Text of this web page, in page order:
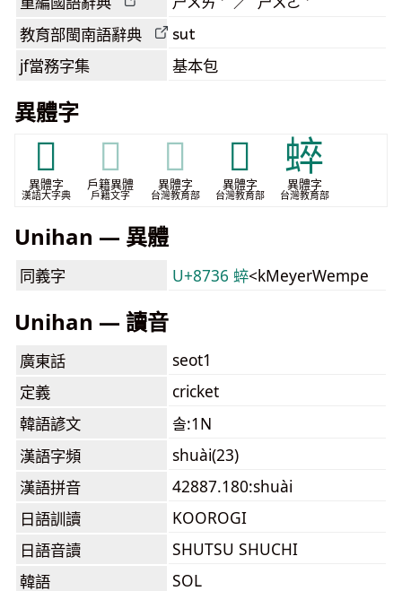
教育部閩南語辭典 sut
jf當務字集 基本包
異體字
𧍓
異體字
漢語大字典
𧍓
戶籍異體
戶籍文字
𧍓
異體字
台灣教育部
𧏍
異體字
台灣教育部
蜶
異體字
台灣教育部
Unihan — 異體
同義字 U+8736 蜶<kMeyerWempe
Unihan — 讀音
廣東話
seot1
定義
cricket
韓語諺文
솔:1N
漢語字頻
shuài(23)
漢語拼音
42887.180:shuài
日語訓讀
KOOROGI
日語音讀
SHUTSU SHUCHI
韓語
SOL